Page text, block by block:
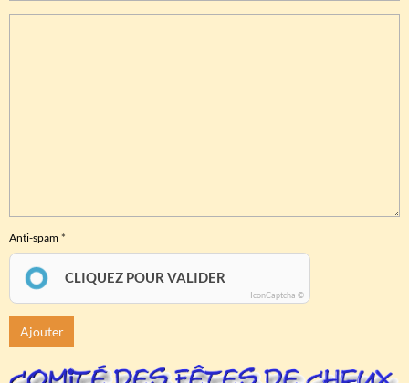
Anti-spam
CLIQUEZ POUR VALIDER
IconCaptcha ©
Ajouter